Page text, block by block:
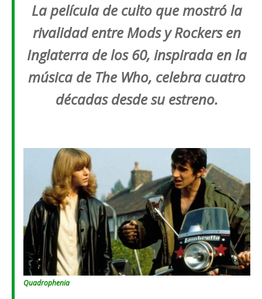
La película de culto que mostró la
rivalidad entre Mods y Rockers en
Inglaterra de los 60, inspirada en la
música de The Who, celebra cuatro
décadas desde su estreno.
Quadrophenia